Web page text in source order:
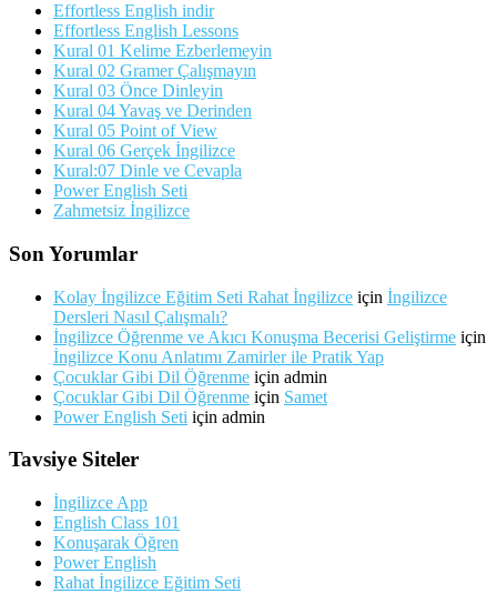
Effortless English indir
Effortless English Lessons
Kural 01 Kelime Ezberlemeyin
Kural 02 Gramer Çalışmayın
Kural 03 Önce Dinleyin
Kural 04 Yavaş ve Derinden
Kural 05 Point of View
Kural 06 Gerçek İngilizce
Kural:07 Dinle ve Cevapla
Power English Seti
Zahmetsiz İngilizce
Son Yorumlar
Kolay İngilizce Eğitim Seti Rahat İngilizce için İngilizce
Dersleri Nasıl Çalışmalı?
İngilizce Öğrenme ve Akıcı Konuşma Becerisi Geliştirme için
İngilizce Konu Anlatımı Zamirler ile Pratik Yap
Çocuklar Gibi Dil Öğrenme için admin
Çocuklar Gibi Dil Öğrenme için Samet
Power English Seti için admin
Tavsiye Siteler
İngilizce App
English Class 101
Konuşarak Öğren
Power English
Rahat İngilizce Eğitim Seti